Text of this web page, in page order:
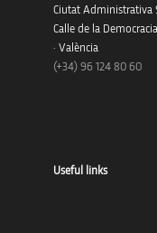
Ciutat Administrativa
Calle de la
· València
(+34) 96 124 80 60
Useful links